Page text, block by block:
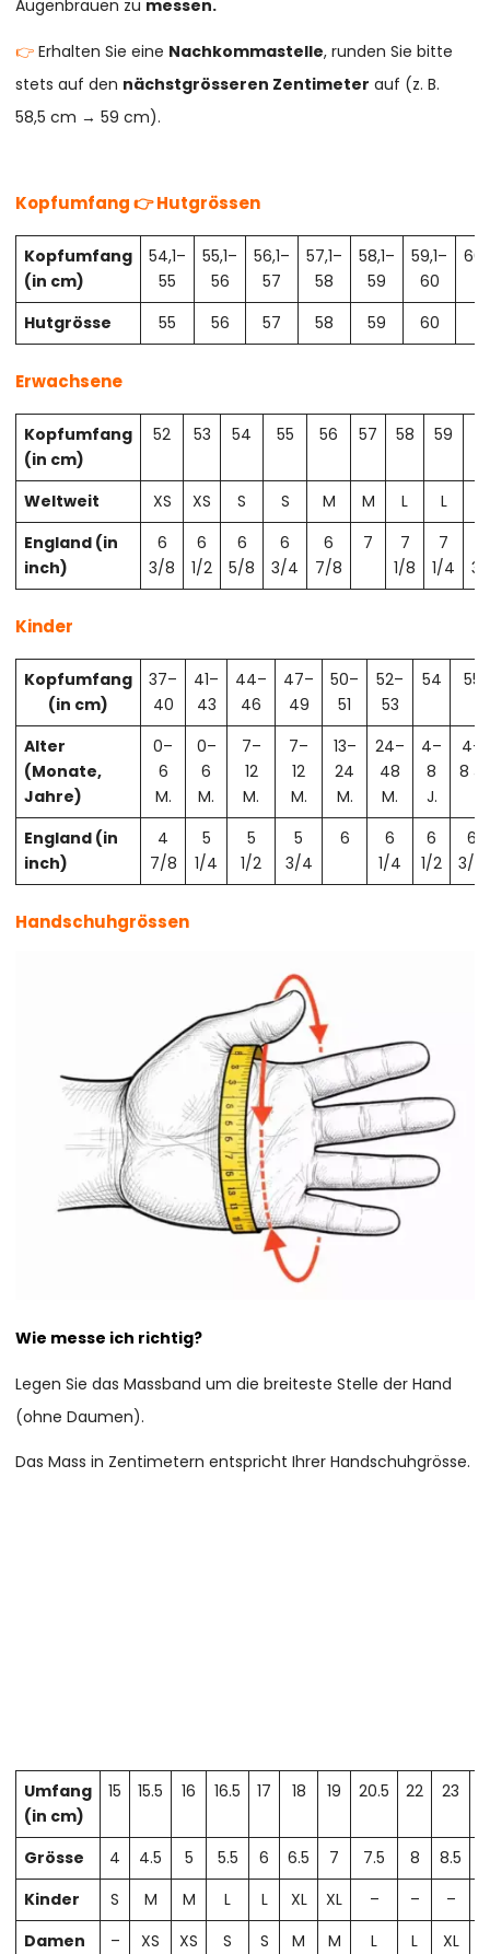
Augenbrauen zu messen.
👉Erhalten Sie eine Nachkommastelle, runden Sie bitte
stets auf den nächstgrösseren Zentimeter auf (z. B.
58,5 cm → 59 cm).
Kopfumfang 👉 Hutgrössen
Kopfumfang
(in cm)
54,1–
55
55,1–
56
56,1–
57
57,1–
58
58,1–
59
59,1–
60
Hutgrösse
55 56 57 58 59 60
Erwachsene
Kopfumfang
(in cm)
52 53 54 55 56 57 58 59
Weltweit XS XS S S M M L L
England (in
inch)
6
3/8
6
1/2
6
5/8
6
3/4
6
7/8
7
7
1/8
7
1/4
Kinder
Kopfumfang
(in cm)
37–
40
41–
43
44–
46
47–
49
50–
51
52–
53
54 55
Alter
(Monate,
Jahre)
0–
6
M.
0–
6
M.
7–
12
M.
7–
12
M.
13–
24
M.
24–
48
M.
4–
8
J.
4–
8 J.
England (in
inch)
4
7/8
5
1/4
5
1/2
5
3/4
6
6
1/4
6
1/2
6
3/4
Handschuhgrössen
Wie messe ich richtig?
Legen Sie das Massband um die breiteste Stelle der Hand
(ohne Daumen).
Das Mass in Zentimetern entspricht Ihrer Handschuhgrösse.
Umfang
(in cm)
15 15.5 16 16.5 17 18 19 20.5 22 23
Grösse 4 4.5 5 5.5 6 6.5 7 7.5 8 8.5
Kinder
S M M L L XL XL – – –
Damen
– XS XS S S M M L L XL